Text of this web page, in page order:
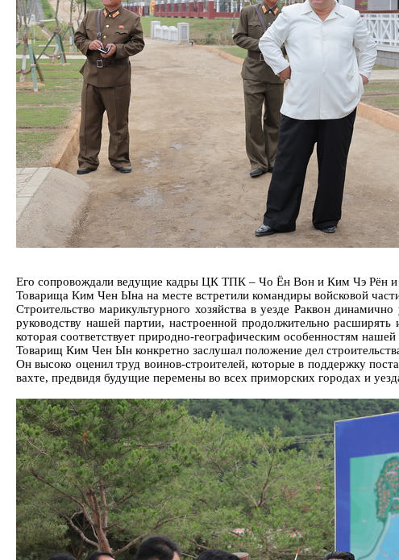
Его сопровождали ведущие кадры ЦК ТПК – Чо Ён Вон и Ким Чэ Рён и
Товарища Ким Чен Ына на месте встретили командиры войсковой
Строительство марикультурного хозяйства в уезде Раквон
руководству нашей партии, настроенной продолжительно
которая соответствует природно-географическим особенностям
Товарищ Ким Чен Ын конкретно заслушал положение дел
Он высоко оценил труд воинов-строителей, которые в поддержку
вахте, предвидя будущие перемены во всех приморских городах и